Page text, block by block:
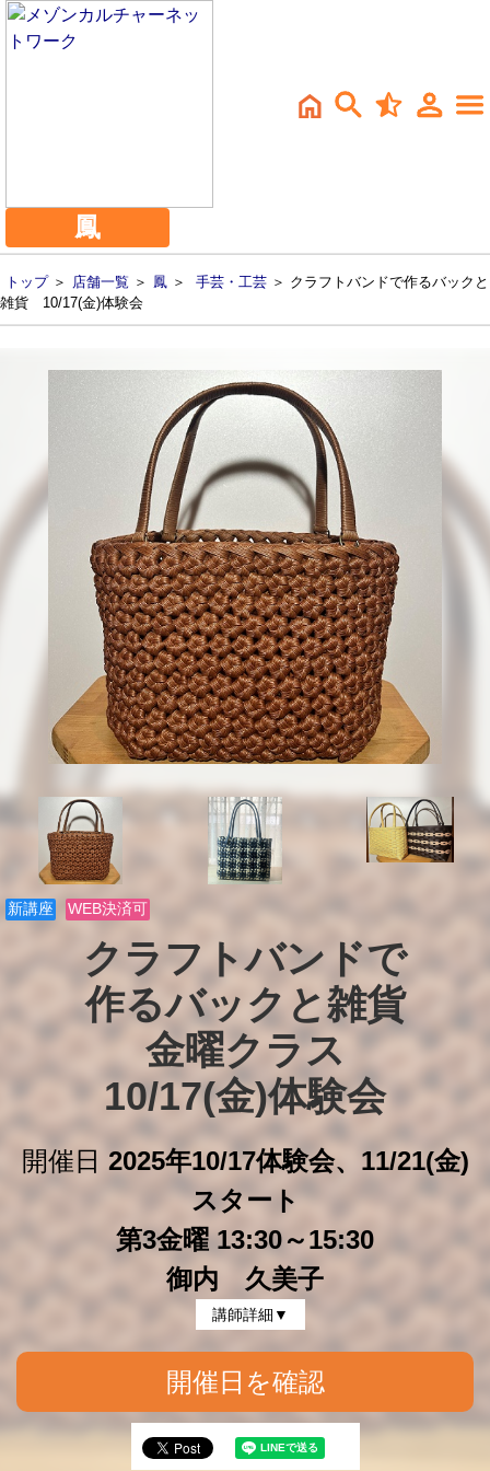
鳳
トップ＞ 店舗一覧 ＞ 鳳 ＞ 手芸・工芸 ＞ クラフトバンドで作るバックと
雑貨 10/17(金)体験会
新講座 WEB決済可
クラフトバンドで
作るバックと雑貨
金曜クラス
10/17(金)体験会
開催日 2025年10/17体験会、11/21(金)
スタート
第3金曜 13:30～15:30
御内 久美子
講師詳細▼
開催日を確認